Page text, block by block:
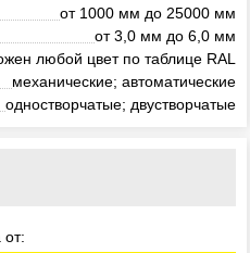
от 1000 мм до 25000 мм
от 3,0 мм до 6,0 мм
любой цвет по таблице RAL
механические; автоматические
одностворчатые; двустворчатые
от: